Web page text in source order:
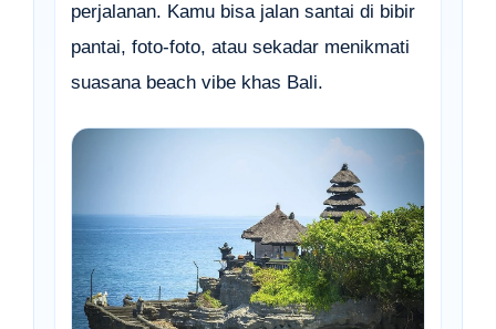
perjalanan. Kamu bisa jalan santai di bibir
pantai, foto-foto, atau sekadar menikmati
suasana beach vibe khas Bali.